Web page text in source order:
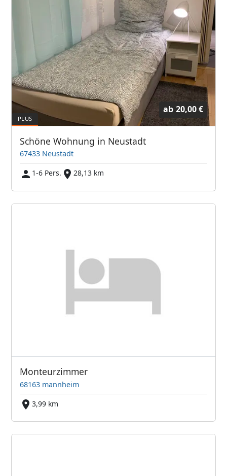
ab 20,00 €
Schöne Wohnung in Neustadt
67433 Neustadt
1-6 Pers.
28,13 km
Monteurzimmer
68163 mannheim
3,99 km